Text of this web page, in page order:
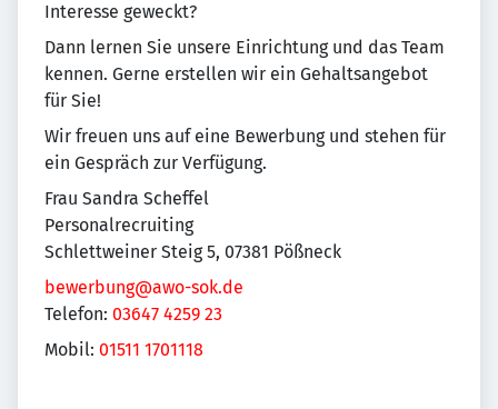
Interesse geweckt?
Dann lernen Sie unsere Einrichtung und das Team
kennen. Gerne erstellen wir ein Gehaltsangebot
für Sie!
Wir freuen uns auf eine Bewerbung und stehen für
ein Gespräch zur Verfügung.
Frau Sandra Scheffel
Personalrecruiting
Schlettweiner Steig 5, 07381 Pößneck
bewerbung@awo-sok.de
Telefon: 03647 4259 23
Mobil: 01511 1701118